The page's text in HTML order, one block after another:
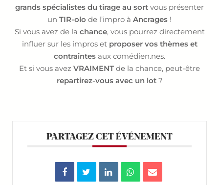
grands spécialistes du tirage au sort vous présenter
un TIR-olo de l’impro à Ancrages !
Si vous avez de la chance, vous pourrez directement
influer sur les impros et proposer vos thèmes et
contraintes aux comédien.nes.
Et si vous avez VRAIMENT de la chance, peut-être
repartirez-vous avec un lot?
PARTAGEZ CET ÉVÉNEMENT